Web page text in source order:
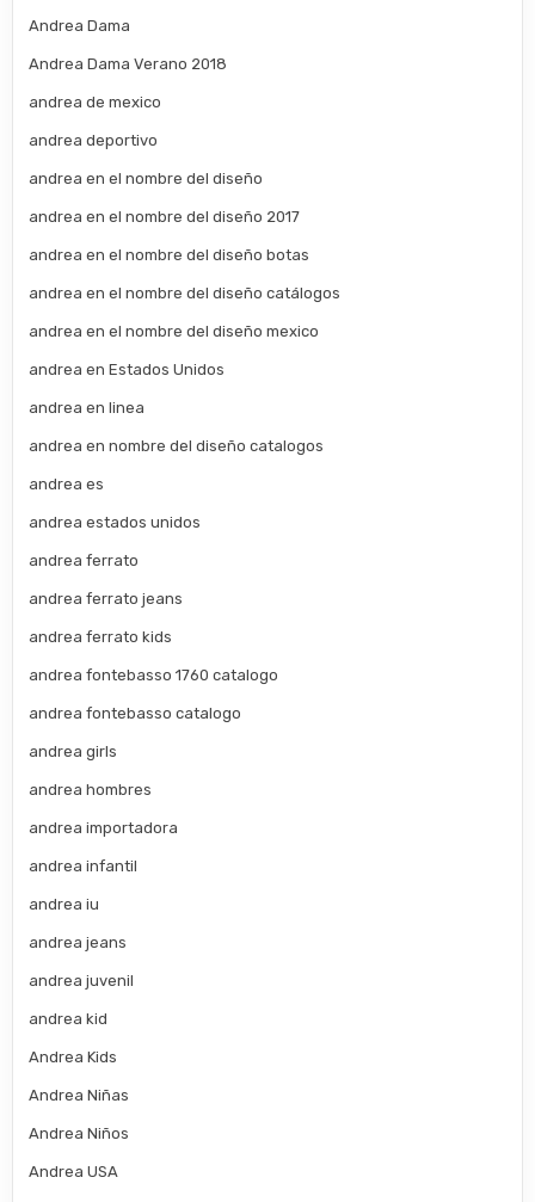
Andrea Dama
Andrea Dama Verano 2018
andrea de mexico
andrea deportivo
andrea en el nombre del diseño
andrea en el nombre del diseño 2017
andrea en el nombre del diseño botas
andrea en el nombre del diseño catálogos
andrea en el nombre del diseño mexico
andrea en Estados Unidos
andrea en linea
andrea en nombre del diseño catalogos
andrea es
andrea estados unidos
andrea ferrato
andrea ferrato jeans
andrea ferrato kids
andrea fontebasso 1760 catalogo
andrea fontebasso catalogo
andrea girls
andrea hombres
andrea importadora
andrea infantil
andrea iu
andrea jeans
andrea juvenil
andrea kid
Andrea Kids
Andrea Niñas
Andrea Niños
Andrea USA